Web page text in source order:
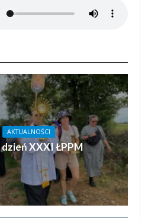
AKTUALNOŚCI
XXXI ŁPPM